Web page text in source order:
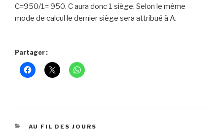
C=950/1= 950. C aura donc 1 siège. Selon le même
mode de calcul le dernier siège sera attribué à A.
Partager :
CATÉGORIES
AU FIL DES JOURS